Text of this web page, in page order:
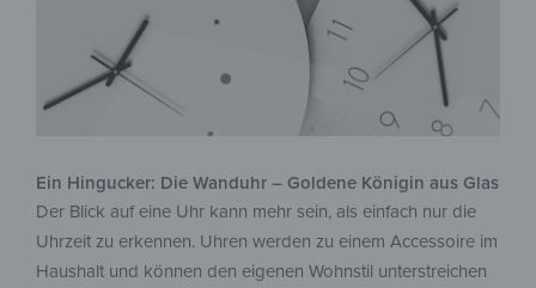
Ein Hingucker: Die Wanduhr – Goldene Königin aus Glas
Der Blick auf eine Uhr kann mehr sein, als einfach nur die
Uhrzeit zu erkennen. Uhren werden zu einem Accessoire im
Haushalt und können den eigenen Wohnstil unterstreichen